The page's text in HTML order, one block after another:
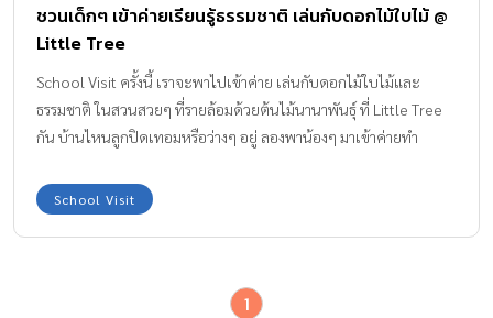
ชวนเด็กๆ เข้าค่ายเรียนรู้ธรรมชาติ เล่นกับดอกไม้ใบไม้ @
Little Tree
School Visit ครั้งนี้ เราจะพาไปเข้าค่าย เล่นกับดอกไม้ใบไม้และ
ธรรมชาติ ในสวนสวยๆ ที่รายล้อมด้วยต้นไม้นานาพันธุ์ ที่ Little Tree
กัน บ้านไหนลูกปิดเทอมหรือว่างๆ อยู่ ลองพาน้องๆ มาเข้าค่ายทำ
ดอกไม้ใบไม้ เป็นค่ายที่ส่งเสริมให้เด็กได้เรียนรู้เกี่ยวกับธรรมชาติ และ
ทำกิจกรรมที่เชื่อมโยงกับสวนสวยๆ ที่ Little Tree Garden โดยมี ครู
ปกครองเข้าร่วมกิจกรรมด้วย ข้อดี คือ เราจะได้ปล่อยให้เด็กๆ ทำ
School Visit
1